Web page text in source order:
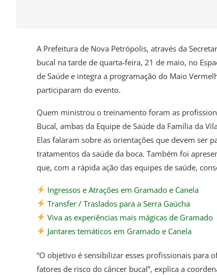
A Prefeitura de Nova Petrópolis, através da
bucal na tarde de quarta-feira, 21 de maio, no
de Saúde e integra a programação do Maio
participaram do evento.
Quem ministrou o treinamento foram as
Bucal, ambas da Equipe de Saúde da Família da
Elas falaram sobre as orientações que devem ser
tratamentos da saúde da boca. Também foi
que, com a rápida ação das equipes de saúde,
Ingressos e Atrações em Gramado e Canela
Transfer / Traslados para a Serra Gaúcha
Viva as experiências mais mágicas de Gramado
Jantares temáticos em Gramado e Canela
“O objetivo é sensibilizar esses profissionais para
fatores de risco do câncer bucal”, explica a